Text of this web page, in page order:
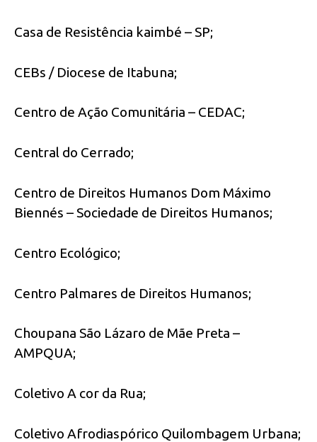
Casa de Resistência kaimbé – SP;
CEBs / Diocese de Itabuna;
Centro de Ação Comunitária – CEDAC;
Central do Cerrado;
Centro de Direitos Humanos Dom Máximo
Biennés – Sociedade de Direitos Humanos;
Centro Ecológico;
Centro Palmares de Direitos Humanos;
Choupana São Lázaro de Mãe Preta –
AMPQUA;
Coletivo A cor da Rua;
Coletivo Afrodiaspórico Quilombagem Urbana;